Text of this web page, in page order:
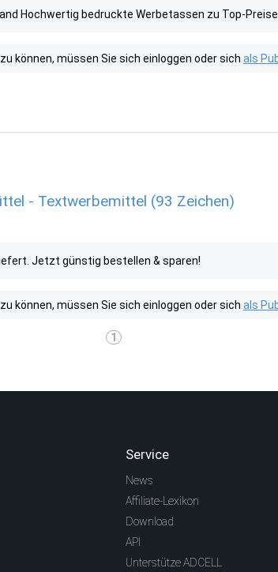
Hochwertig bedruckte Werbetassen zu Top-
können, müssen Sie sich einloggen oder sich als
- Textwerbemittel (93 Zeichen)
Jetzt günstig bestellen & sparen!
können, müssen Sie sich einloggen oder sich als
1
Service
News
Affiliate-Lexikon
Download
API
Unterstütze ADCELL